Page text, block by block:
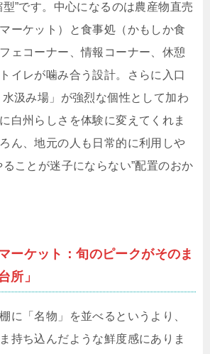
”です。中心になるのは農産物直売
ーケット）と食事処（かもしか食
ェコーナー、情報コーナー、休憩
イレが噛み合う設計。さらに入口
汲み場」が強烈な個性として加わ
白州らしさを体験に変えてくれま
ん、地元の人も日常的に利用しや
ことが迷子にならない”配置のおか
ーケット：旬のピークがそのま
所」
に「名物」を並べるというより、
持ち込んだような鮮度感にありま